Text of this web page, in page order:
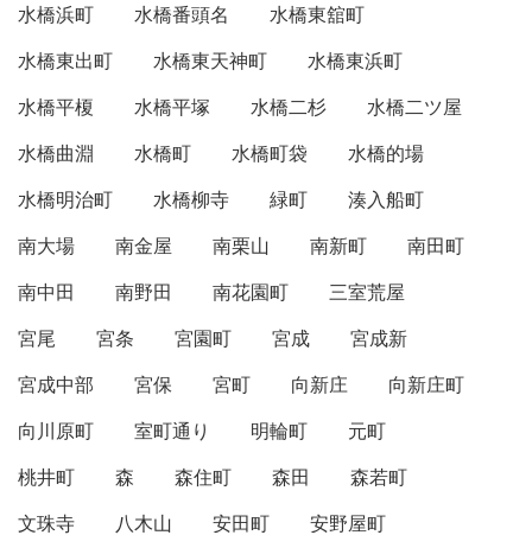
水橋浜町
水橋番頭名
水橋東舘町
水橋東出町
水橋東天神町
水橋東浜町
水橋平榎
水橋平塚 水橋二杉
水橋二ツ屋
水橋曲淵
水橋町 水橋町袋
水橋的場
水橋明治町
水橋柳寺 緑町
湊入船町
南大場
南金屋 南栗山 南新町
南田町
南中田
南野田 南花園町
三室荒屋
宮尾
宮条 宮園町 宮成
宮成新
宮成中部
宮保 宮町 向新庄
向新庄町
向川原町
室町通り 明輪町
元町
桃井町
森 森住町 森田
森若町
文珠寺
八木山 安田町 安野屋町